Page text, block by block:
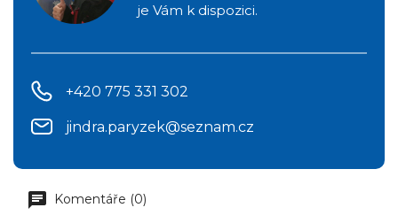
je Vám k dispozici.
+420 775 331 302
jindra.paryzek@seznam.cz
Komentáře (0)